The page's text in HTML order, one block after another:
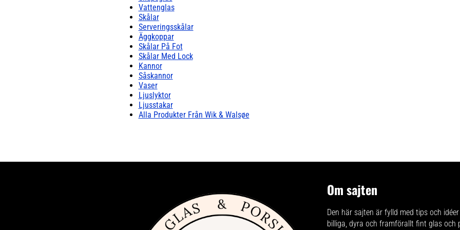
Vattenglas
Skålar
Serveringsskålar
Äggkoppar
Skålar På Fot
Skålar Med Lock
Kannor
Såskannor
Vaser
Ljuslyktor
Ljusstakar
Alla Produkter Från Wik & Walsøe
Om sajten
Den här sajten är fylld med tips och
billiga, dyra och framförallt fint glas och